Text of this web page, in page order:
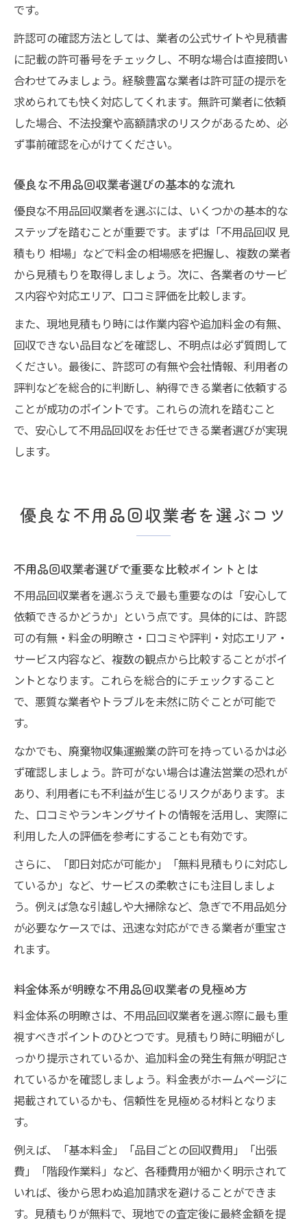
口コミや評判から悪質な不用品回収業者を
避ける
です。
許認可の確認方法としては、業者の公式サイトや見積書
に記載の許可番号をチェックし、不明な場合は直接問い
合わせてみましょう。経験豊富な業者は許可証の提示を
求められても快く対応してくれます。無許可業者に依頼
した場合、不法投棄や高額請求のリスクがあるため、必
ず事前確認を心がけてください。
優良な不用品回収業者選びの基本的な流れ
優良な不用品回収業者を選ぶには、いくつかの基本的な
ステップを踏むことが重要です。まずは「不用品回収 見
積もり 相場」などで料金の相場感を把握し、複数の業者
から見積もりを取得しましょう。次に、各業者のサービ
ス内容や対応エリア、口コミ評価を比較します。
また、現地見積もり時には作業内容や追加料金の有無、
回収できない品目などを確認し、不明点は必ず質問して
ください。最後に、許認可の有無や会社情報、利用者の
評判などを総合的に判断し、納得できる業者に依頼する
ことが成功のポイントです。これらの流れを踏むこと
で、安心して不用品回収をお任せできる業者選びが実現
します。
優良な不用品回収業者を選ぶコツ
不用品回収業者選びで重要な比較ポイントとは
不用品回収業者を選ぶうえで最も重要なのは「安心して
依頼できるかどうか」という点です。具体的には、許認
可の有無・料金の明瞭さ・口コミや評判・対応エリア・
サービス内容など、複数の観点から比較することがポイ
ントとなります。これらを総合的にチェックすること
で、悪質な業者やトラブルを未然に防ぐことが可能で
す。
なかでも、廃棄物収集運搬業の許可を持っているかは必
ず確認しましょう。許可がない場合は違法営業の恐れが
あり、利用者にも不利益が生じるリスクがあります。ま
た、口コミやランキングサイトの情報を活用し、実際に
利用した人の評価を参考にすることも有効です。
さらに、「即日対応が可能か」「無料見積もりに対応し
ているか」など、サービスの柔軟さにも注目しましょ
う。例えば急な引越しや大掃除など、急ぎで不用品処分
が必要なケースでは、迅速な対応ができる業者が重宝さ
れます。
料金体系が明瞭な不用品回収業者の見極め方
料金体系の明瞭さは、不用品回収業者を選ぶ際に最も重
視すべきポイントのひとつです。見積もり時に明細がし
っかり提示されているか、追加料金の発生有無が明記さ
れているかを確認しましょう。料金表がホームページに
掲載されているかも、信頼性を見極める材料となりま
す。
例えば、「基本料金」「品目ごとの回収費用」「出張
費」「階段作業料」など、各種費用が細かく明示されて
いれば、後から思わぬ追加請求を避けることができま
す。見積もりが無料で、現地での査定後に最終金額を提